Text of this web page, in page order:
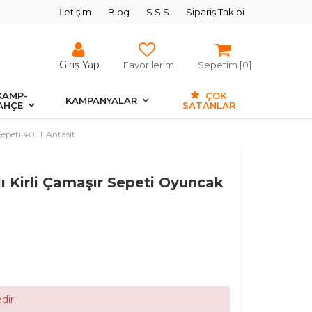
İletişim Blog S.S.S Sipariş Takibi
Giriş Yap Favorilerim Sepetim [0]
KAMPANYALAR
ÇOK
SATANLAR
40LT Antasit
Çamaşır Sepeti Oyuncak